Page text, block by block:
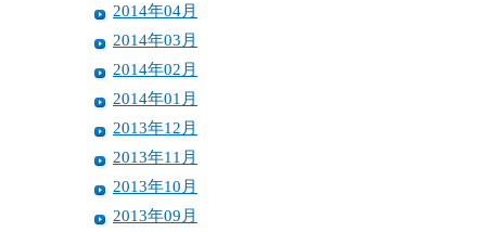
2014年04月
2014年03月
2014年02月
2014年01月
2013年12月
2013年11月
2013年10月
2013年09月